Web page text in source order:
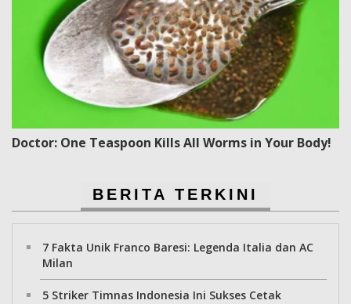
Doctor: One Teaspoon Kills All Worms in Your Body!
BERITA TERKINI
7 Fakta Unik Franco Baresi: Legenda Italia dan AC
Milan
5 Striker Timnas Indonesia Ini Sukses Cetak